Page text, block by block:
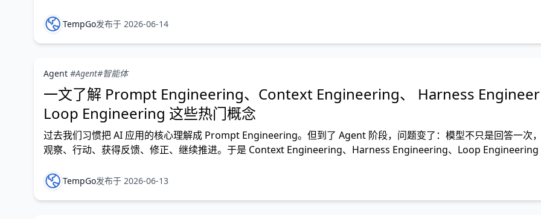
TempGo发布于 2026-06-14
Agent #Agent#智能体
一文了解 Prompt Engineering、Context Engineering、 Harness
Loop Engineering 这些热门概念
过去我们习惯把 AI 应用的核心理解成 Prompt Engineering。但到了 Agent 阶段，问题变了：模型不只是回答一次
观察、行动、获得反馈、修正、继续推进。于是 Context Engineering、Harness Engineering、Loop Engineering
TempGo发布于 2026-06-13